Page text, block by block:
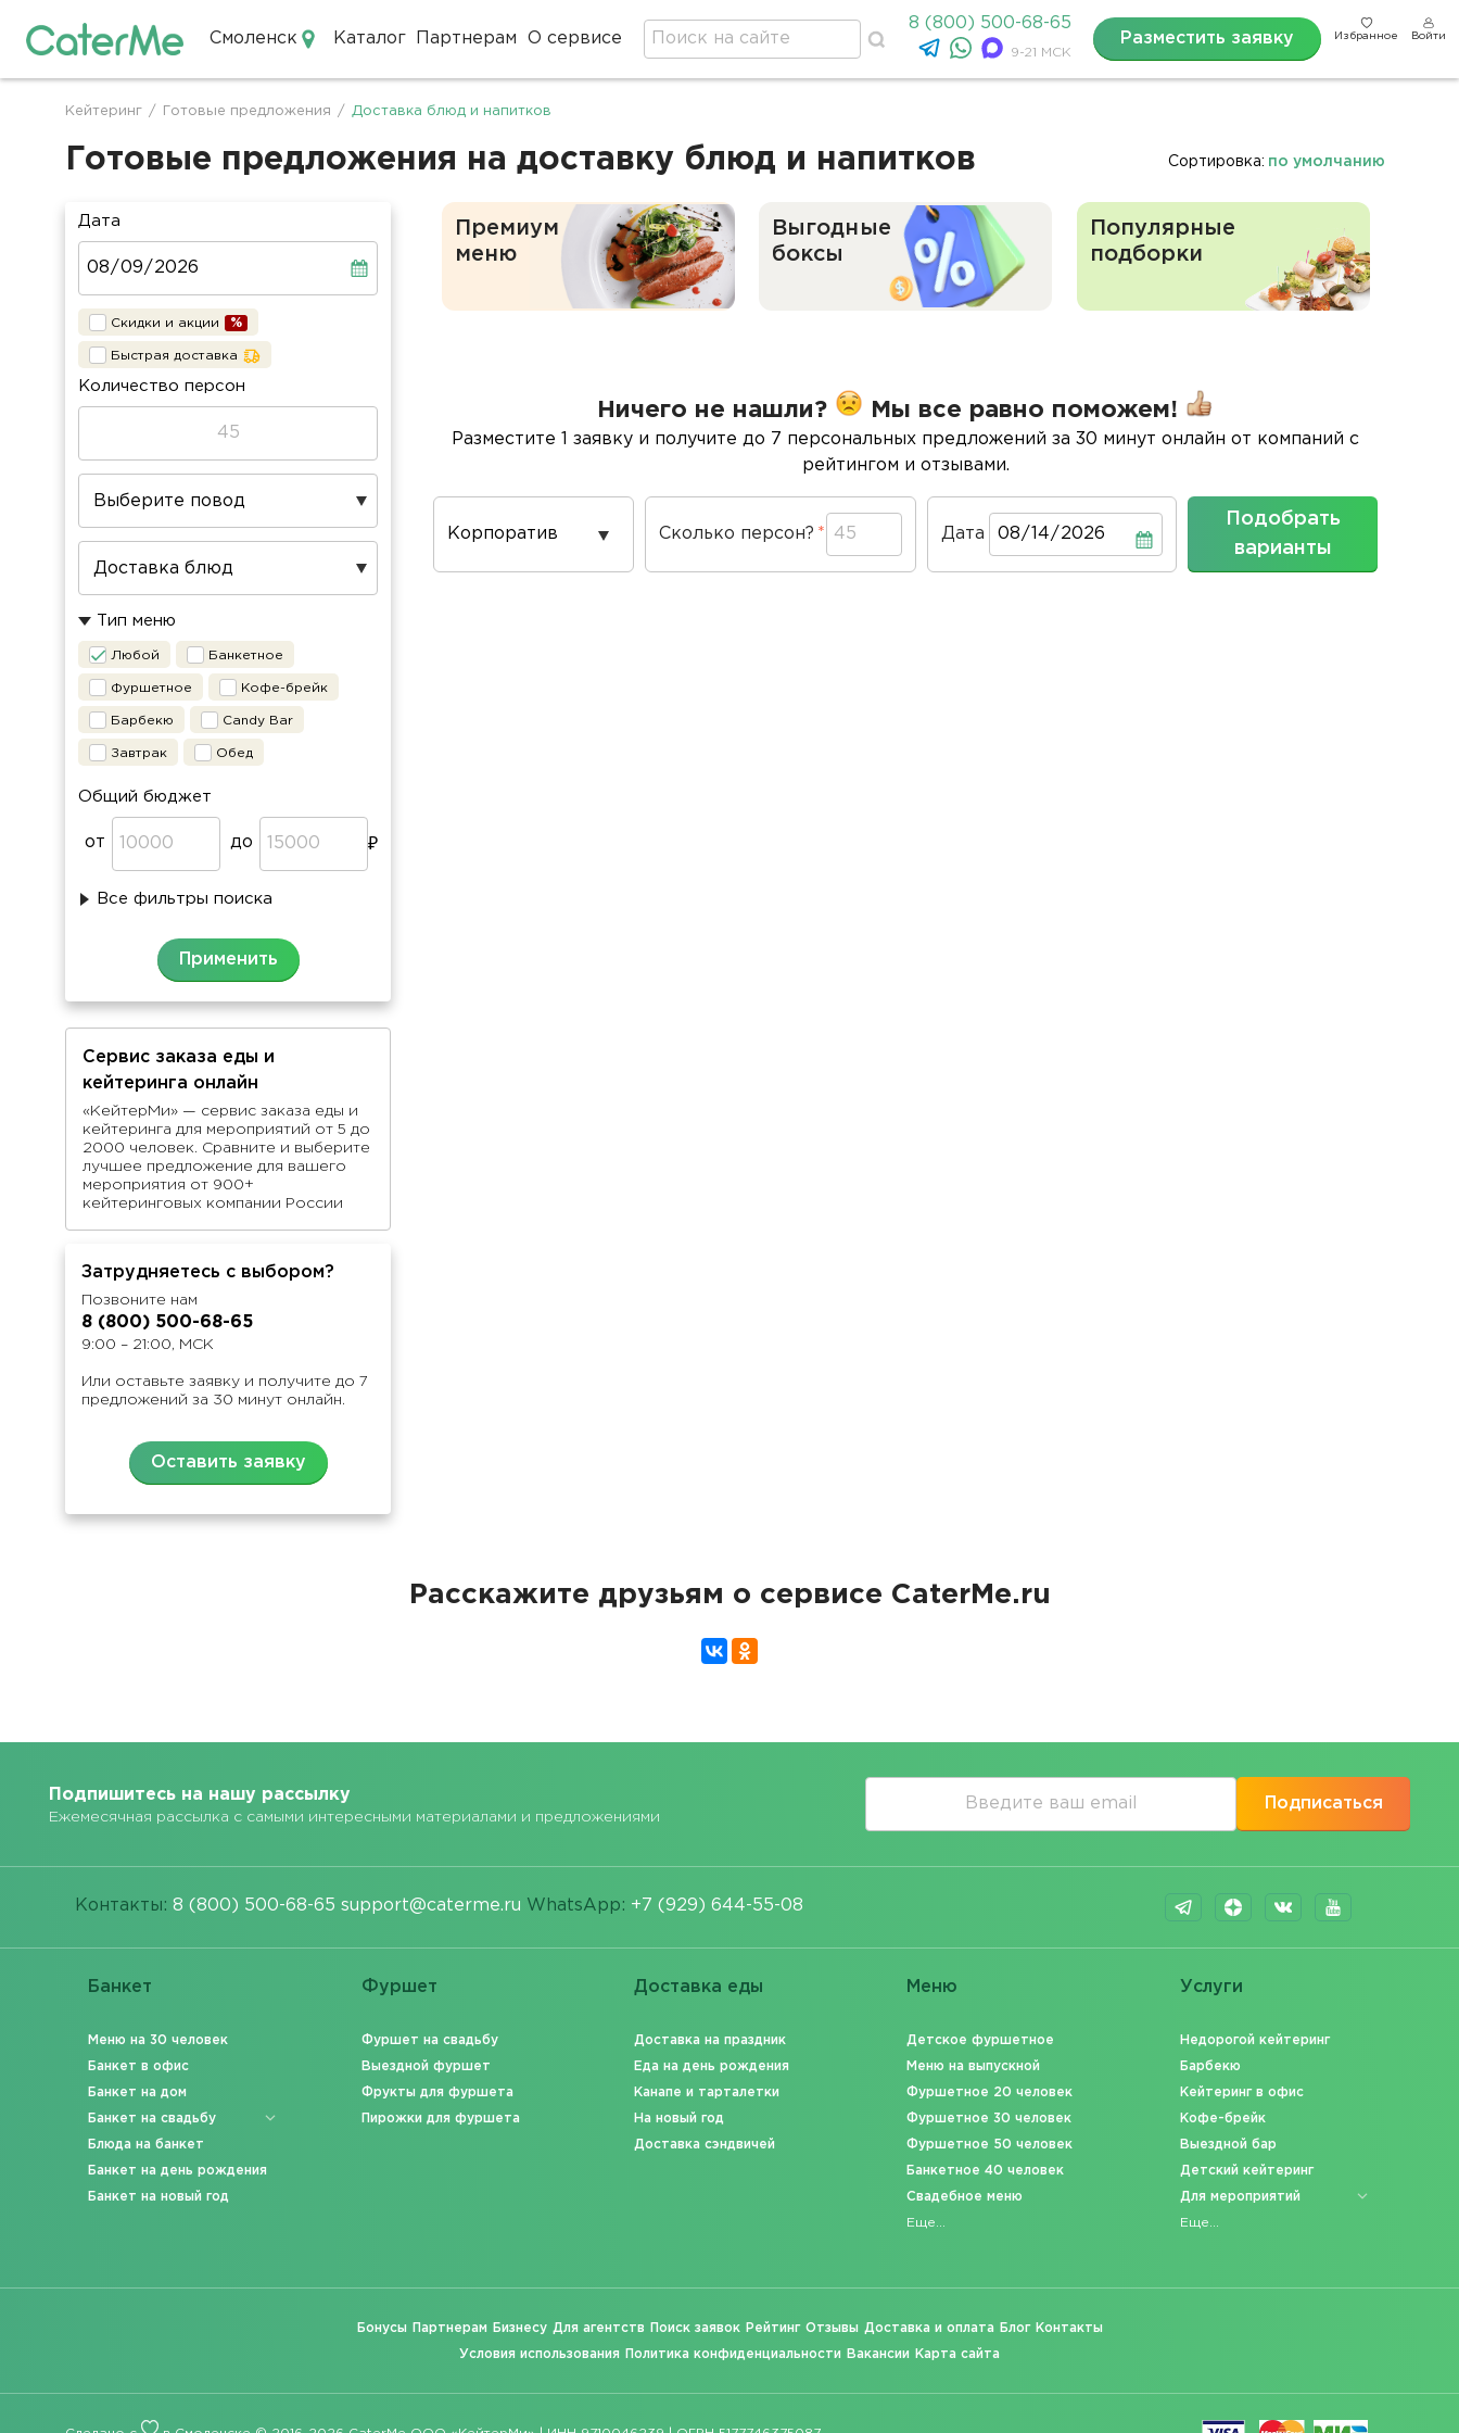
Смоленск Каталог Партнерам О сервисе
8 (800) 500-68-65
9-21 МСК
Разместить заявку Избранное Войти
Строка
навигации
Кейтеринг / Готовые предложения / Доставка блюд и напитков
Готовые предложения на доставку блюд и напитков Сортировка: по умолчанию
Дата
Скидки и акции
Быстрая доставка
Количество персон
Тип меню
Любой Банкетное
Фуршетное Кофе-брейк
Барбекю Candy Bar
Завтрак Обед
Общий бюджет
от до
Все фильтры поиска
Сервис заказа еды и
кейтеринга онлайн
«КейтерМи» — сервис заказа еды и
кейтеринга для мероприятий от 5 до
2000 человек. Сравните и выберите
лучшее предложение для вашего
мероприятия от 900+
кейтеринговых компании России
Затрудняетесь с выбором?
Позвоните нам
8 (800) 500-68-65
9:00 – 21:00, МСК
Или оставьте заявку и получите до 7
предложений за 30 минут онлайн.
Оставить заявку
Премиум
меню
Выгодные
боксы
Популярные
подборки
Ничего не нашли? Мы все равно поможем!
Разместите 1 заявку и получите до 7 персональных предложений за 30 минут онлайн от компаний с
рейтингом и отзывами.
Повод
проведения
Сколько персон? Дата Дата
Подобрать
варианты
Расскажите друзьям о сервисе CaterMe.ru
Подпишитесь на нашу рассылку
Ежемесячная рассылка с самыми интересными материалами и предложениями
Подписаться
Контакты: 8 (800) 500-68-65 support@caterme.ru WhatsApp: +7 (929) 644-55-08
Банкет
Меню на 30 человек
Банкет в офис
Банкет на дом
Банкет на свадьбу
Блюда на банкет
Банкет на день рождения
Банкет на новый год
Фуршет
Фуршет на свадьбу
Выездной фуршет
Фрукты для фуршета
Пирожки для фуршета
Доставка еды
Доставка на праздник
Еда на день рождения
Канапе и тарталетки
На новый год
Доставка сэндвичей
Меню
Детское фуршетное
Меню на выпускной
Фуршетное 20 человек
Фуршетное 30 человек
Фуршетное 50 человек
Банкетное 40 человек
Свадебное меню
Еще...
Услуги
Недорогой кейтеринг
Барбекю
Кейтеринг в офис
Кофе-брейк
Выездной бар
Детский кейтеринг
Для мероприятий
Еще...
Бонусы Партнерам Бизнесу Для агентств Поиск заявок Рейтинг Отзывы Доставка и оплата Блог Контакты
Условия использования Политика конфиденциальности Вакансии Карта сайта